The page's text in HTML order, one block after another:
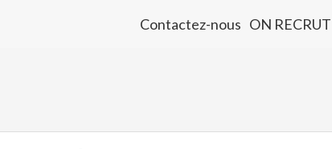
Contactez-nous ON